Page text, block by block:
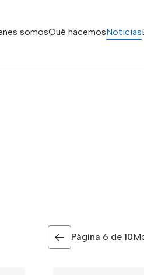
somosQué hacemosNoticias
Página anterior
Página 6 de 10